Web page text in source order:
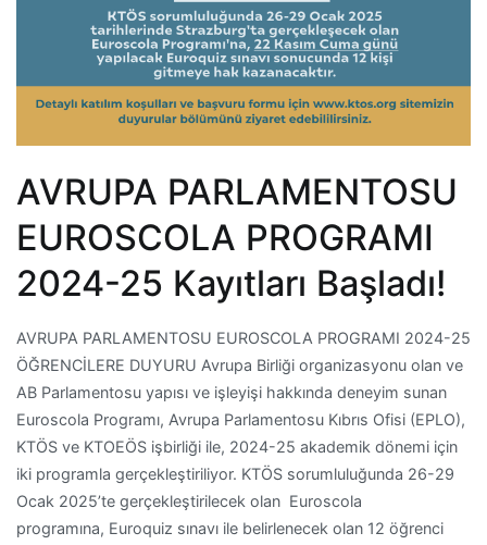
AVRUPA PARLAMENTOSU
EUROSCOLA PROGRAMI
2024-25 Kayıtları Başladı!
AVRUPA PARLAMENTOSU EUROSCOLA PROGRAMI 2024-25
ÖĞRENCİLERE DUYURU Avrupa Birliği organizasyonu olan ve
AB Parlamentosu yapısı ve işleyişi hakkında deneyim sunan
Euroscola Programı, Avrupa Parlamentosu Kıbrıs Ofisi (EPLO),
KTÖS ve KTOEÖS işbirliği ile, 2024-25 akademik dönemi için
iki programla gerçekleştiriliyor. KTÖS sorumluluğunda 26-29
Ocak 2025’te gerçekleştirilecek olan Euroscola
programına, Euroquiz sınavı ile belirlenecek olan 12 öğrenci